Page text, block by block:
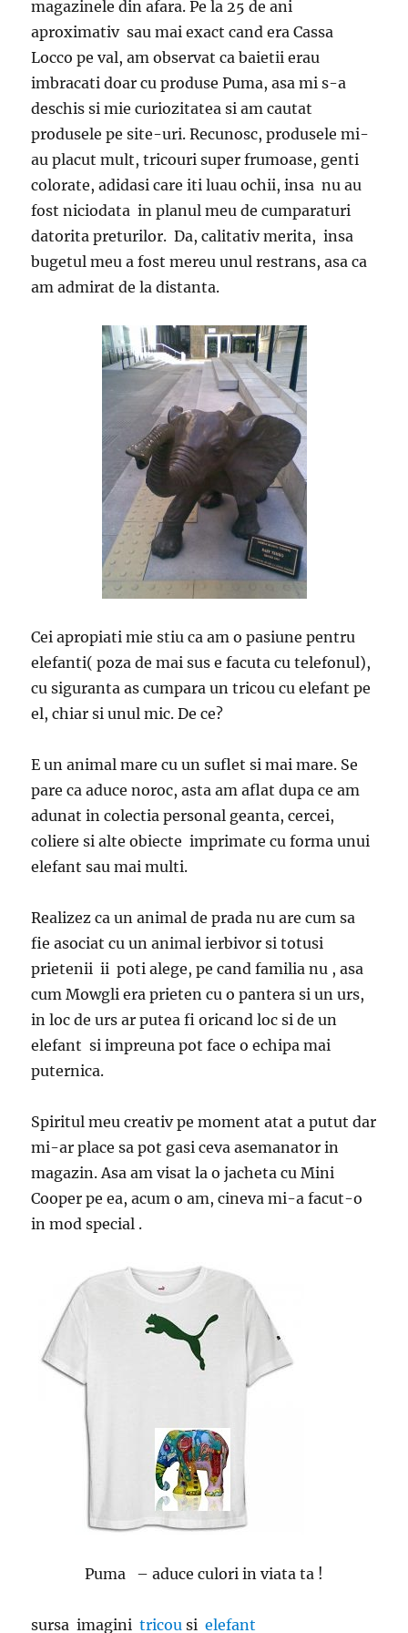
magazinele din afara. Pe la 25 de ani
aproximativ sau mai exact cand era Cassa
Locco pe val, am observat ca baietii erau
imbracati doar cu produse Puma, asa mi s-a
deschis si mie curiozitatea si am cautat
produsele pe site-uri. Recunosc, produsele mi-
au placut mult, tricouri super frumoase, genti
colorate, adidasi care iti luau ochii, insa nu au
fost niciodata in planul meu de cumparaturi
datorita preturilor. Da, calitativ merita, insa
bugetul meu a fost mereu unul restrans, asa ca
am admirat de la distanta.
Cei apropiati mie stiu ca am o pasiune pentru
elefanti( poza de mai sus e facuta cu telefonul),
cu siguranta as cumpara un tricou cu elefant pe
el, chiar si unul mic. De ce?
E un animal mare cu un suflet si mai mare. Se
pare ca aduce noroc, asta am aflat dupa ce am
adunat in colectia personal geanta, cercei,
coliere si alte obiecte imprimate cu forma unui
elefant sau mai multi.
Realizez ca un animal de prada nu are cum sa
fie asociat cu un animal ierbivor si totusi
prietenii ii poti alege, pe cand familia nu , asa
cum Mowgli era prieten cu o pantera si un urs,
in loc de urs ar putea fi oricand loc si de un
elefant si impreuna pot face o echipa mai
puternica.
Spiritul meu creativ pe moment atat a putut dar
mi-ar place sa pot gasi ceva asemanator in
magazin. Asa am visat la o jacheta cu Mini
Cooper pe ea, acum o am, cineva mi-a facut-o
in mod special .
Puma – aduce culori in viata ta !
sursa imaginitricou sielefant